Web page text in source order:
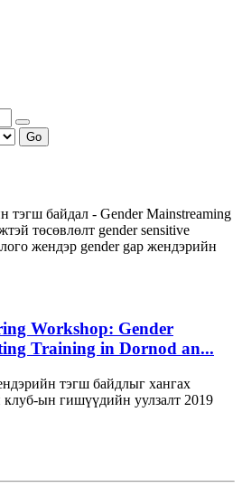
Go
тэгш байдал - Gender Mainstreaming
төсөвлөлт gender sensitive
жендэр gender gap жендэрийн
Workshop: Gender
Training in Dornod an...
тэгш байдлыг хангах
ын гишүүдийн уулзалт 2019